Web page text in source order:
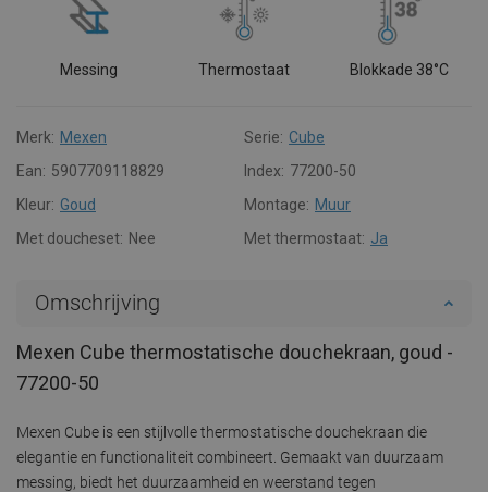
Messing Thermostaat Blokkade 38°C
Merk: Mexen Serie: Cube
Ean: 5907709118829 Index: 77200-50
Kleur: Goud Montage: Muur
Met doucheset: Nee Met thermostaat: Ja
Omschrijving
Mexen Cube thermostatische douchekraan, goud -
77200-50
Mexen Cube is een stijlvolle thermostatische douchekraan die
elegantie en functionaliteit combineert. Gemaakt van duurzaam
messing, biedt het duurzaamheid en weerstand tegen